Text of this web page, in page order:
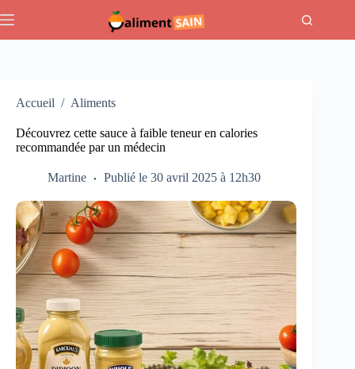
au
Accueil / Aliments
Découvrez cette sauce à faible teneur en calories
recommandée par un médecin
Martine Publié le 30 avril 2025 à 12h30